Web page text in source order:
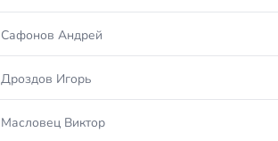
Сафонов Андрей
Дроздов Игорь
Масловец Виктор